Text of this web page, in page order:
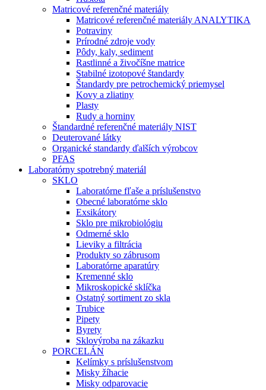
Matricové referenčné materiály
Matricové referenčné materiály ANALYTIKA
Potraviny
Prírodné zdroje vody
Pôdy, kaly, sediment
Rastlinné a živočíšne matrice
Stabilné izotopové štandardy
Štandardy pre petrochemický priemysel
Kovy a zliatiny
Plasty
Rudy a horniny
Štandardné referenčné materiály NIST
Deuterované látky
Organické standardy ďalších výrobcov
PFAS
Laboratórny spotrebný materiál
SKLO
Laboratórne fľaše a príslušenstvo
Obecné laboratórne sklo
Exsikátory
Sklo pre mikrobiológiu
Odmerné sklo
Lieviky a filtrácia
Produkty so zábrusom
Laboratórne aparatúry
Kremenné sklo
Mikroskopické sklíčka
Ostatný sortiment zo skla
Trubice
Pipety
Byrety
Sklovýroba na zákazku
PORCELÁN
Kelímky s príslušenstvom
Misky žíhacie
Misky odparovacie